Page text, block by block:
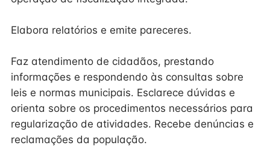
Elabora relatórios e emite pareceres.
Faz atendimento de cidadãos, prestando
informações e respondendo às consultas sobre
leis e normas municipais. Esclarece dúvidas e
orienta sobre os procedimentos necessários para
regularização de atividades. Recebe denúncias e
reclamações da população.